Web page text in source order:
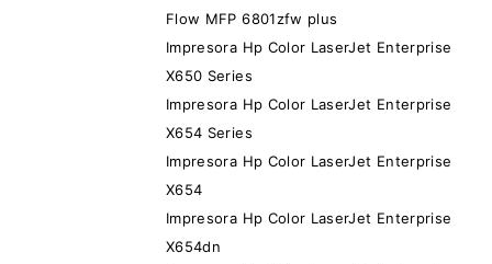
Flow MFP 6801zfw plus
Impresora Hp Color LaserJet Enterprise
X650 Series
Impresora Hp Color LaserJet Enterprise
X654 Series
Impresora Hp Color LaserJet Enterprise
X654
Impresora Hp Color LaserJet Enterprise
X654dn